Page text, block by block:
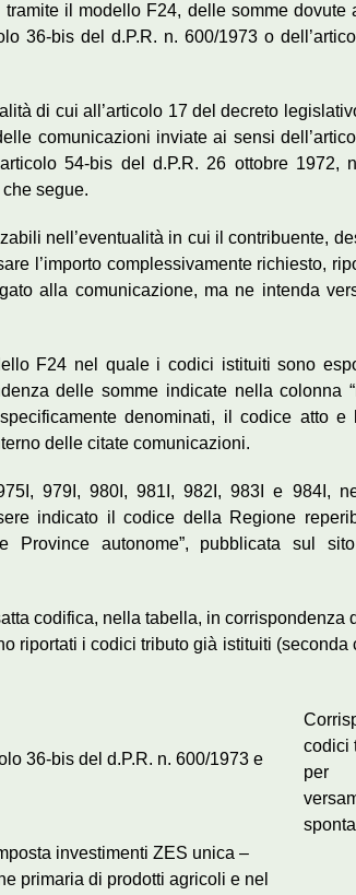
il modello F24, delle somme dovute
36-bis del d.P.R. n. 600/1973 o
di cui all’articolo 17 del decreto
comunicazioni inviate ai sensi
54-bis del d.P.R. 26 ottobre 1972,
segue.
nell’eventualità in cui il contribuente,
l’importo complessivamente richiesto,
alla comunicazione, ma ne intenda
F24 nel quale i codici istituiti sono
delle somme indicate nella colonna
denominati, il codice atto e
delle citate comunicazioni.
979I, 980I, 981I, 982I, 983I e 984I,
indicato il codice della Regione
autonome”, pubblicata sul
codifica, nella tabella, in corrispondenza
riportati i codici tributo già istituiti (seconda
36-bis del d.P.R. n. 600/1973 e
codici
per
investimenti ZES unica –
primaria di prodotti agricoli e nel